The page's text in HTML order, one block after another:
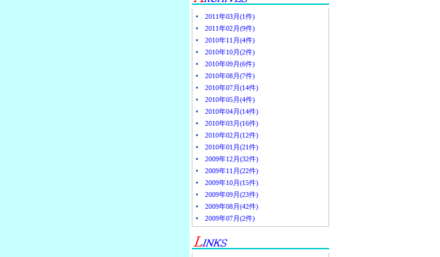
2011年03月(1件)
2011年02月(9件)
2010年11月(4件)
2010年10月(2件)
2010年09月(6件)
2010年08月(7件)
2010年07月(14件)
2010年05月(4件)
2010年04月(14件)
2010年03月(16件)
2010年02月(12件)
2010年01月(21件)
2009年12月(32件)
2009年11月(22件)
2009年10月(15件)
2009年09月(23件)
2009年08月(42件)
2009年07月(2件)